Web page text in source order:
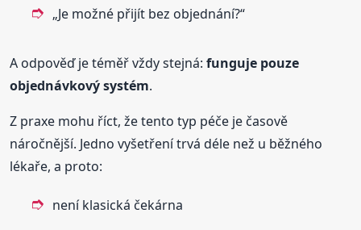
„Je možné přijít bez objednání?“
A odpověď je téměř vždy stejná:funguje pouze
objednávkový systém.
Z praxe mohu říct, že tento typ péče je časově
náročnější. Jedno vyšetření trvá déle než u běžného
lékaře, a proto:
není klasická čekárna